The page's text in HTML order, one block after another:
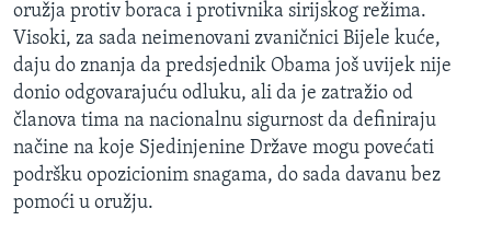
oružja protiv boraca i protivnika sirijskog režima.
Visoki, za sada neimenovani zvaničnici Bijele kuće,
daju do znanja da predsjednik Obama još uvijek nije
donio odgovarajuću odluku, ali da je zatražio od
članova tima na nacionalnu sigurnost da definiraju
načine na koje Sjedinjenine Države mogu povećati
podršku opozicionim snagama, do sada davanu bez
pomoći u oružju.